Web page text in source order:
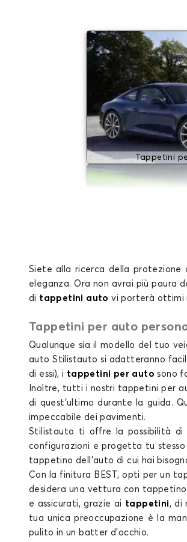
Tappetini
Tappetini per
Siete alla ricerca della protezione
eleganza. Ora non avrai più paura
di tappetini auto vi porterà ottimi
Tappetini per auto
Qualunque sia il modello del tuo
autoStilistauto si adatteranno
di essi), i tappetini per auto sono
Inoltre, tutti i nostri tappetini per
di quest'ultimo durante la guida.
impeccabile deipavimenti.
Stilistauto ti offre la possibilità di
configurazioni e progetta tu stesso
tappetino dell'auto di cui hai
Con la finitura BEST, opti per un
desidera una vettura con tappetino
e assicurati, grazie ai tappetini, di
tua unica preoccupazione è la
pulito in un batter d’occhio.